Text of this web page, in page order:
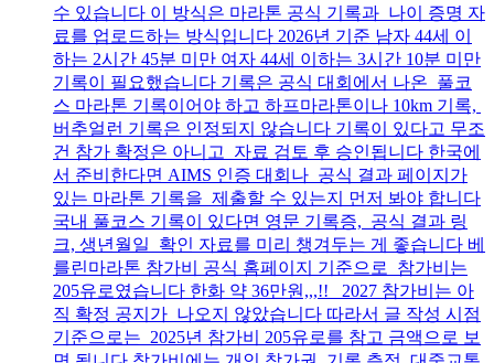
수 있습니다 이 방식은 마라톤 공식 기록과 나이 증명 자
료를 업로드하는 방식입니다 2026년 기준 남자 44세 이
하는 2시간 45분 미만 여자 44세 이하는 3시간 10분 미만
기록이 필요했습니다 기록은 공식 대회에서 나온 풀코
스 마라톤 기록이어야 하고 하프마라톤이나 10km 기록,
버추얼런 기록은 인정되지 않습니다 기록이 있다고 무조
건 참가 확정은 아니고 자료 검토 후 승인됩니다 한국에
서 준비한다면 AIMS 인증 대회나 공식 결과 페이지가
있는 마라톤 기록을 제출할 수 있는지 먼저 봐야 합니다
국내 풀코스 기록이 있다면 영문 기록증, 공식 결과 링
크, 생년월일 확인 자료를 미리 챙겨두는 게 좋습니다 베
를린마라톤 참가비 공식 홈페이지 기준으로 참가비는
205유로였습니다 한화 약 36만원,,,!! 2027 참가비는 아
직 확정 공지가 나오지 않았습니다 따라서 글 작성 시점
기준으로는 2025년 참가비 205유로를 참고 금액으로 보